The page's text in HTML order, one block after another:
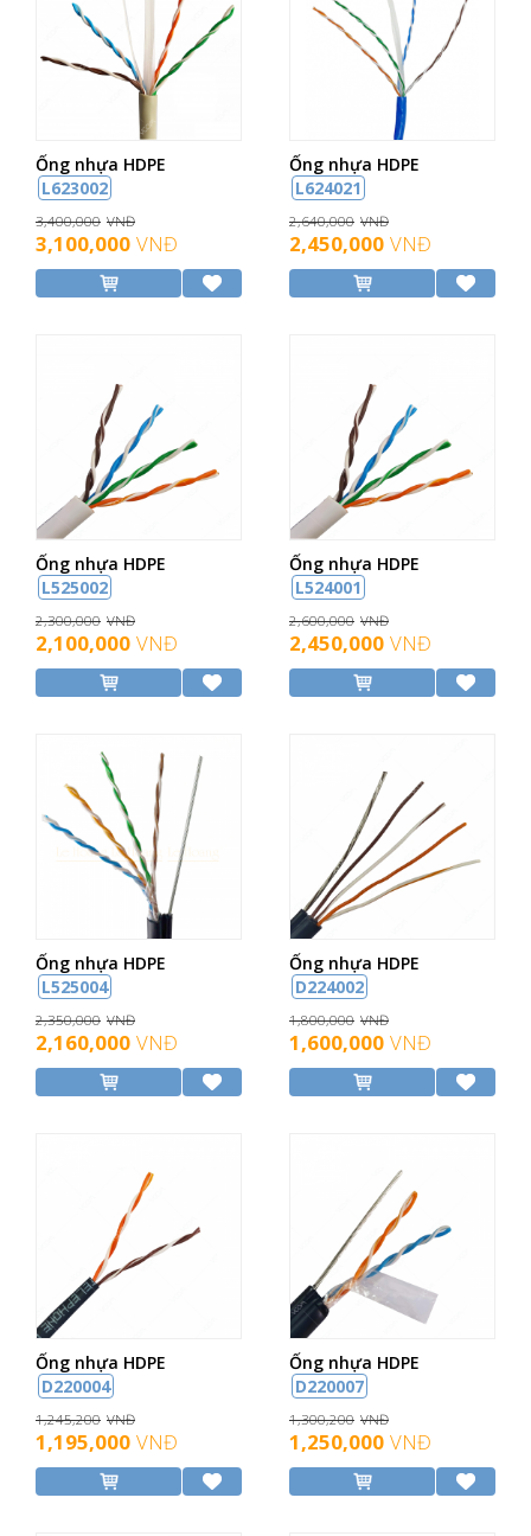
Ống nhựa HDPE
L623002
3,400,000 VNĐ
3,100,000 VNĐ
Ống nhựa HDPE
L624021
2,640,000 VNĐ
2,450,000 VNĐ
Ống nhựa HDPE
L525002
2,300,000 VNĐ
2,100,000 VNĐ
Ống nhựa HDPE
L524001
2,600,000 VNĐ
2,450,000 VNĐ
Ống nhựa HDPE
L525004
2,350,000 VNĐ
2,160,000 VNĐ
Ống nhựa HDPE
D224002
1,800,000 VNĐ
1,600,000 VNĐ
Ống nhựa HDPE
D220004
1,245,200 VNĐ
1,195,000 VNĐ
Ống nhựa HDPE
D220007
1,300,200 VNĐ
1,250,000 VNĐ